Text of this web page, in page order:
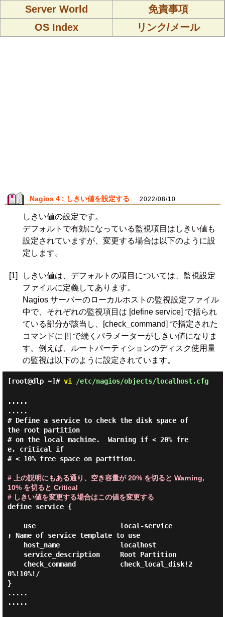
Server World
免責事項
OS Index
リンク/メール
Nagios 4 : しきい値を設定する 2022/08/10
しきい値の設定です。
デフォルトで有効になっている監視項目はしきい値も
設定されていますが、変更する場合は以下のように設
定します。
[1]
しきい値は、デフォルトの項目については、監視設定
ファイルに定義してあります。
Nagios サーバーのローカルホストの監視設定ファイル
中で、それぞれの監視項目は [define service] で括られ
ている部分が該当し、[check_command] で指定された
コマンドに [!] で続くパラメーターがしきい値になりま
す。例えば、ルートパーティションのディスク使用量
の監視は以下のように設定されています。
[root@dlp ~]# vi /etc/nagios/objects/localhost.cfg
.....
.....
# Define a service to check the disk space of
the root partition
# on the local machine.  Warning if < 20% fre
e, critical if
# < 10% free space on partition.
# 上の説明にもある通り、空き容量が 20% を切ると Warning,
10% を切ると Critical
# しきい値を変更する場合はこの値を変更する
define service {
; Name of service template to use
0%!10%!/
}
.....
.....